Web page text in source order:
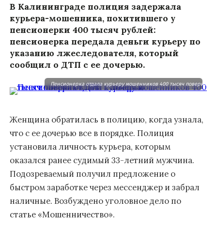
В Калининграде полиция задержала
курьера-мошенника, похитившего у
пенсионерки 400 тысяч рублей:
пенсионерка передала деньги курьеру по
указанию лжеследователя, который
сообщил о ДТП с ее дочерью.
Пенсионерка отдала курьеру мошенников 400 тысяч поверив в
Женщина обратилась в полицию, когда узнала,
что с ее дочерью все в порядке. Полиция
установила личность курьера, которым
оказался ранее судимый 33-летний мужчина.
Подозреваемый получил предложение о
быстром заработке через мессенджер и забрал
наличные. Возбуждено уголовное дело по
статье «Мошенничество».